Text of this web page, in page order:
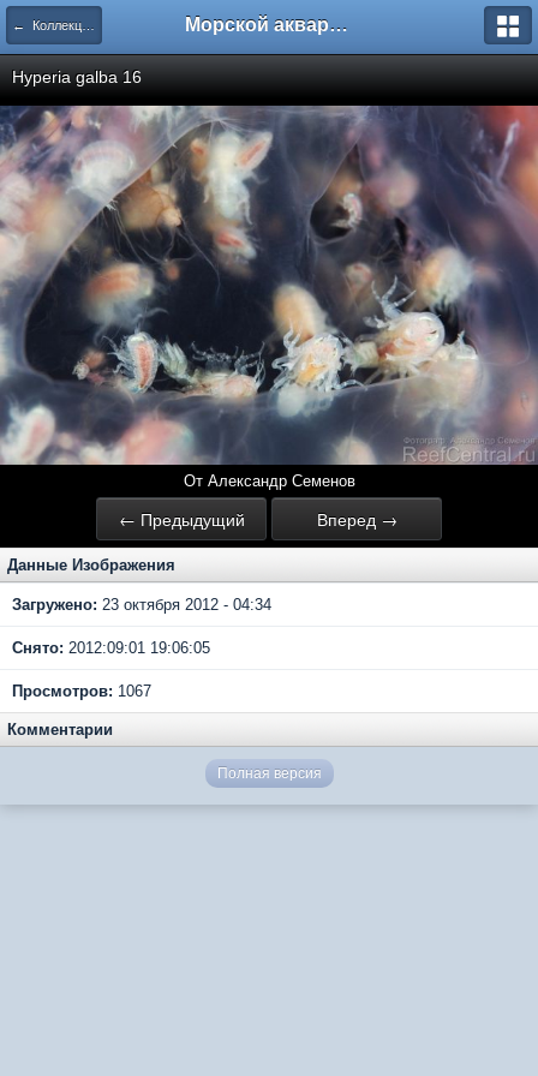
← Коллекция фотографий Александра Семенова. Часть 2. Морской аквариум. Форумы ReefCentral.ru
Hyperia galba 16
От Александр Семенов
← Предыдущий Вперед →
Данные Изображения
Загружено: 23 октября 2012 - 04:34
Снято: 2012:09:01 19:06:05
Просмотров: 1067
Комментарии
Полная версия